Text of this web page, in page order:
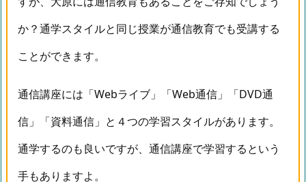
か？通学スタイルと同じ授業が通信教育でも受講する
ことができます。
通信講座には「Webライブ」「Web通信」「DVD通
信」「資料通信」と４つの学習スタイルがあります。
通学するのも良いですが、通信講座で学習するという
手もありますよ。